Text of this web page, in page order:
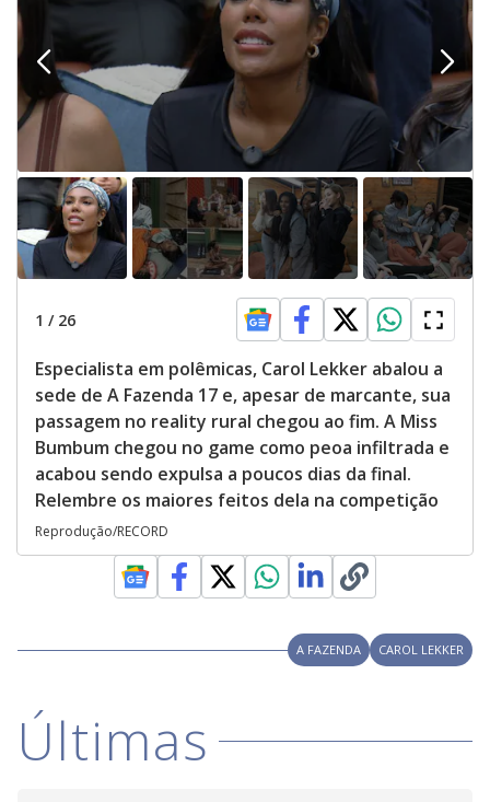
1 / 26
Especialista em polêmicas, Carol Lekker abalou a
sede de A Fazenda 17 e, apesar de marcante, sua
passagem no reality rural chegou ao fim. A Miss
Bumbum chegou no game como peoa infiltrada e
acabou sendo expulsa a poucos dias da final.
Relembre os maiores feitos dela na competição
Reprodução/RECORD
A FAZENDA CAROL LEKKER
Últimas